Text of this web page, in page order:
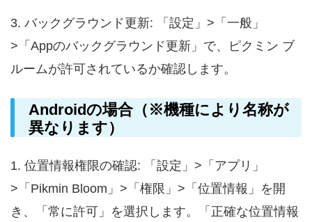
3. バックグラウンド更新: 「設定」>「一般」
>「Appのバックグラウンド更新」で、ピクミン ブ
ルームが許可されているか確認します。
Androidの場合（※機種により名称が
異なります）
1. 位置情報権限の確認: 「設定」>「アプリ」
>「Pikmin Bloom」>「権限」>「位置情報」を開
き、「常に許可」を選択します。「正確な位置情報